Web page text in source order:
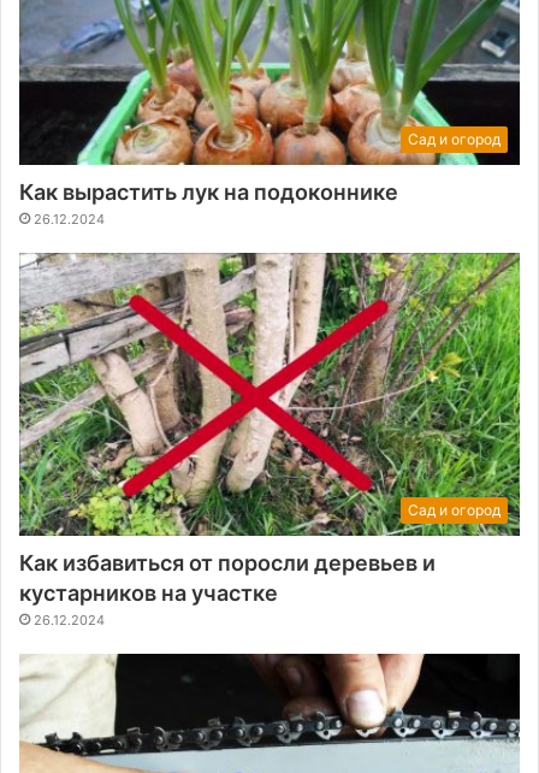
Сад и огород
Как вырастить лук на подоконнике
26.12.2024
Сад и огород
Как избавиться от поросли деревьев и
кустарников на участке
26.12.2024